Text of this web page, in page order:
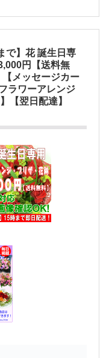
で】花 誕生日専
円【送料無
メッセージカー
ラワーアレンジ
【翌日配達】